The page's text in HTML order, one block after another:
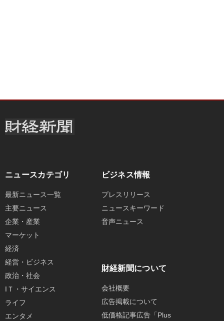
ニュースカテゴリ
最新ニュース一覧
主要ニュース
企業・産業
マーケット
経済
経営・ビジネス
政治・社会
IＴ・サイエンス
ライフ
エンタメ
ビジネス情報
プレスリリース
ニュースキーワード
音声ニュース
財経新聞について
会社概要
広告掲載について
低価格記事広告「Plus